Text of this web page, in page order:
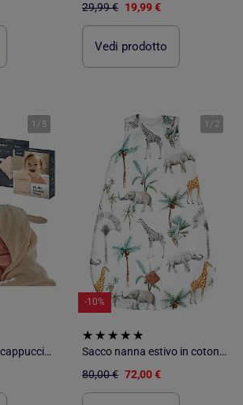
29,99 € 19,99 €
Vedi prodotto
1 / 5
Asciugamano con cappuccio in mussola - LIONELO - 100% naturale - 80 x 80 cm - Dal primo giorno di vi
1 / 2
-10%
Sacco nanna estivo in cotone - tog 0,5 - safari | SEVIRA KIDS
80,00 € 72,00 €